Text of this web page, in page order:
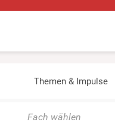
Themen & Impulse
Fach wählen